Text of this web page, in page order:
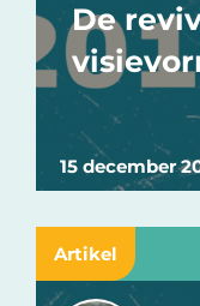
15 december
De
Artikel